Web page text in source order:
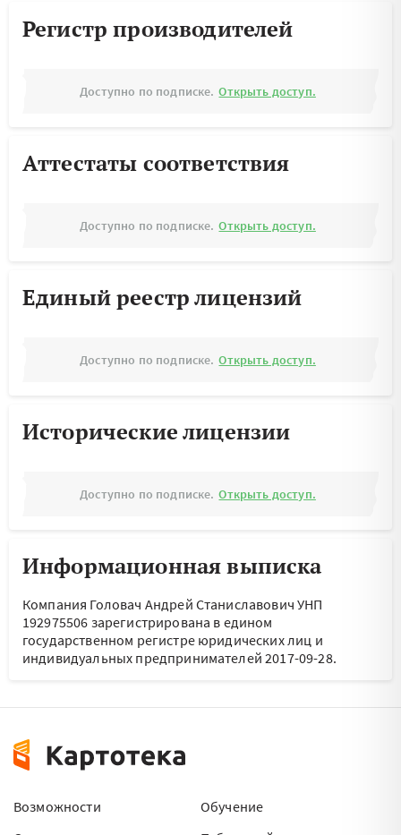
Регистр производителей
Доступно по подписке. Открыть доступ.
Аттестаты соответствия
Доступно по подписке. Открыть доступ.
Единый реестр лицензий
Доступно по подписке. Открыть доступ.
Исторические лицензии
Доступно по подписке. Открыть доступ.
Информационная выписка
Компания Головач Андрей Станиславович УНП
192975506 зарегистрирована в едином
государственном регистре юридических лиц и
индивидуальных предпринимателей 2017-09-28.
Возможности
Обучение